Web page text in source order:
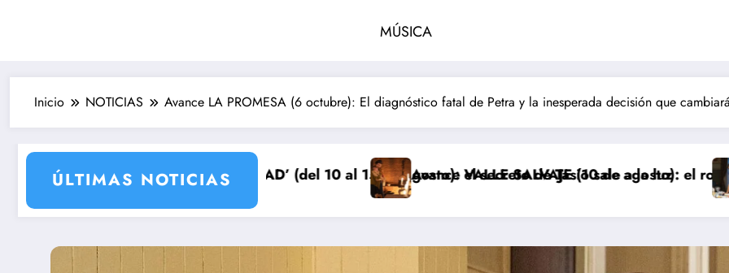
MÚSICA
Inicio NOTICIAS Avance LA PROMESA (6 octubre): El diagnóstico fatal de Petra y la inesperada decisión que
ÚLTIMAS NOTICIAS
su venganza
DE LIBERTAD’ (del 10 al 15 de agosto): el secreto de Tasio sale a la luz
Avance VALLE SALVAJE (10 de agosto): el robo de los bebés sale a la
Avance ‘LA